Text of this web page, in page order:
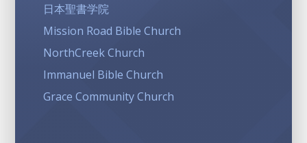
日本聖書学院
Mission Road Bible Church
NorthCreek Church
Immanuel Bible Church
Grace Community Church